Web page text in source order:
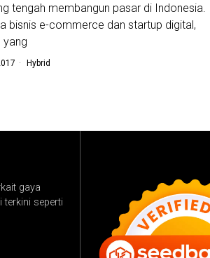
tengah membangun pasar di Indonesia.
bisnis e-commerce dan startup digital,
yang
Hybrid
gaya
seperti